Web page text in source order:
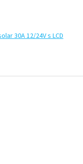
30A 12/24V s LCD